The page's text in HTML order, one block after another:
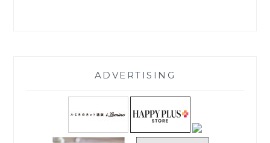
ADVERTISING